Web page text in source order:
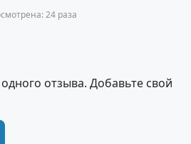
24 раза
отзыва. Добавьте свой